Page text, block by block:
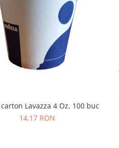
Lavazza 4 Oz, 100 buc
14,17 RON